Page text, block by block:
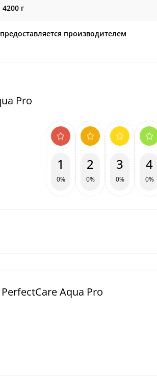
г
производителем
Pro
1
0%
2
0%
3
0%
4
0%
Aqua Pro